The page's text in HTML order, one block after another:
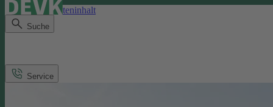
Direkt zum Seiteninhalt
Suche
Service